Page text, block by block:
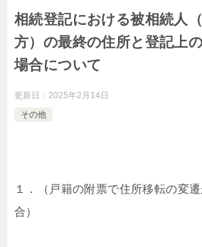
相続登記における被相続人
方）の最終の住所と登記上
場合について
更新日： 2025年2月14日
その他
１．（戸籍の附票で住所移転の変
合）